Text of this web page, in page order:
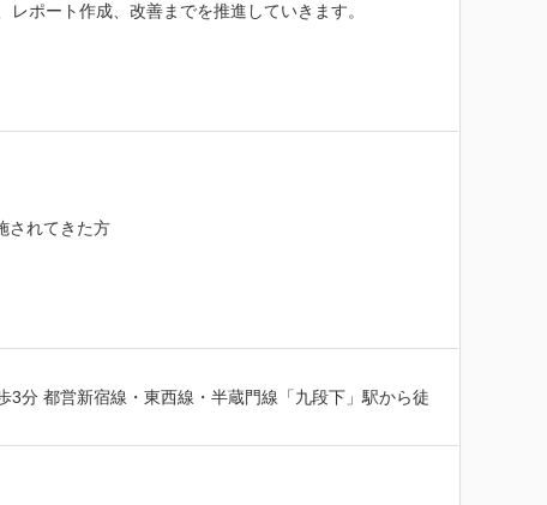
ポート作成、改善までを推進していきます。
されてきた方
分 都営新宿線・東西線・半蔵門線「九段下」駅から徒